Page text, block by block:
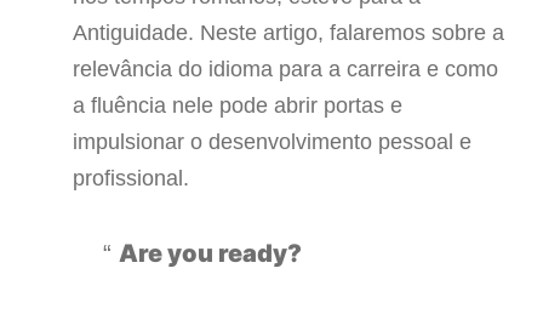
Antiguidade. Neste artigo, falaremos sobre a
relevância do idioma para a carreira e como
a fluência nele pode abrir portas e
impulsionar o desenvolvimento pessoal e
profissional.
Are you ready?